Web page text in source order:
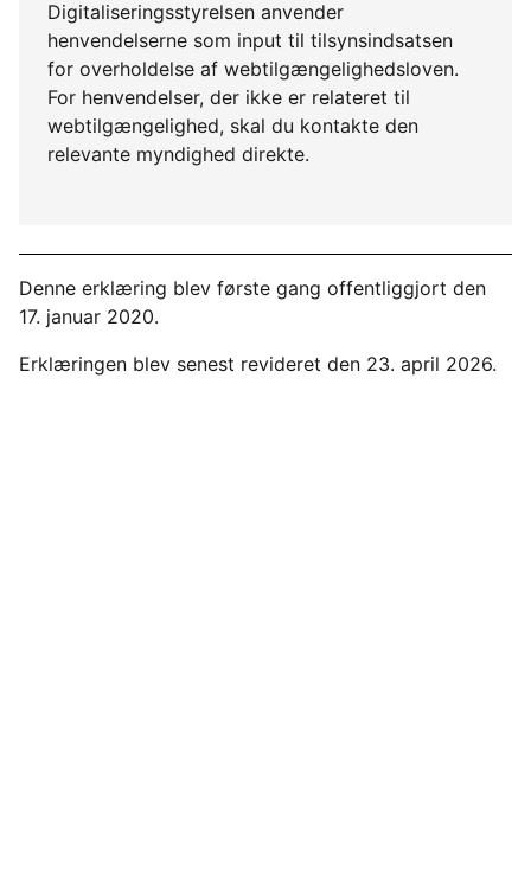
Digitaliseringsstyrelsen anvender
henvendelserne som input til tilsynsindsatsen
for overholdelse af webtilgængelighedsloven.
For henvendelser, der ikke er relateret til
webtilgængelighed, skal du kontakte den
relevante myndighed direkte.
Denne erklæring blev første gang offentliggjort den
17. januar 2020.
Erklæringen blev senest revideret den 23. april 2026.